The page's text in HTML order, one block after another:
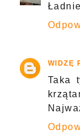
WIDZĘ
Taka